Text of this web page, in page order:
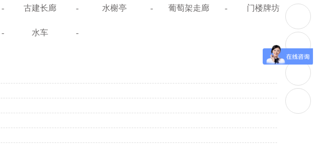
- 古建长廊 - 水榭亭 - 葡萄架走廊 - 门楼牌坊
- 水车 -